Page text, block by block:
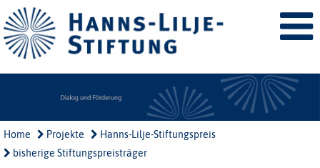
Home Projekte
Hanns-Lilje-Stiftungspreis
bisherige Stiftungspreisträger